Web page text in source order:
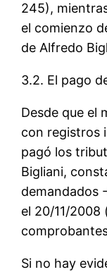
245),
el comienzo
de Alfredo
3.2. El pago
Desde que el
con registros
pagó los
Bigliani,
demandados
el 20/11/
Si no hay